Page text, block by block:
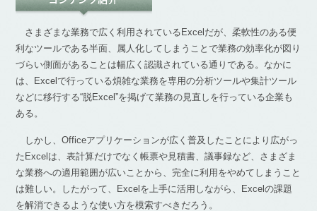
さまざまな業務で広く利用されているExcelだが、柔軟性のある便
利なツールである半面、属人化してしまうことで業務の効率化が図り
づらい側面があることは幅広く認識されている通りである。なかに
は、Excelで行っている煩雑な業務を専用の分析ツールや集計ツール
などに移行する“脱Excel”を掲げて業務の見直しを行っている企業も
ある。
しかし、Officeアプリケーションが広く普及したことにより広がっ
たExcelは、表計算だけでなく帳票や見積書、議事録など、さまざま
な業務への適用範囲が広いことから、完全に利用をやめてしまうこと
は難しい。したがって、Excelを上手に活用しながら、Excelの課題
を解消できるような使い方を模索すべきだろう。